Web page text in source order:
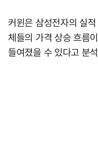
커윈은 삼성전자의 실
체들의 가격 상승 흐름
들여졌을 수 있다고 분